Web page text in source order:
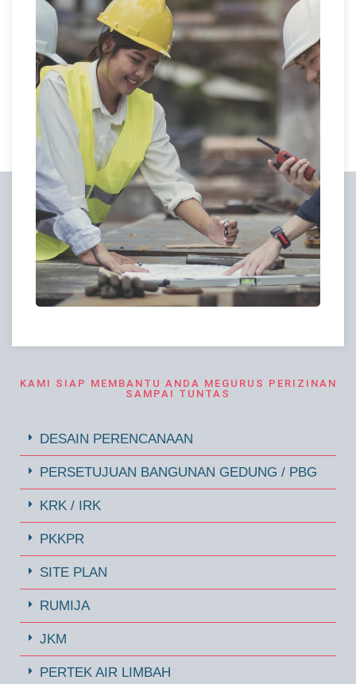
KAMI SIAP MEMBANTU ANDA MEGURUS PERIZINAN
SAMPAI TUNTAS
DESAIN PERENCANAAN
PERSETUJUAN BANGUNAN GEDUNG / PBG
KRK / IRK
PKKPR
SITE PLAN
RUMIJA
JKM
PERTEK AIR LIMBAH